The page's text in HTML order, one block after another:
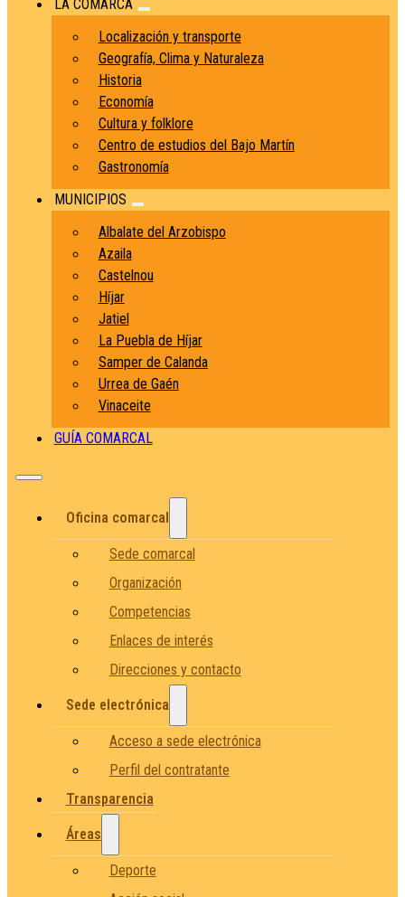
LA COMARCA
Localización y transporte
Geografía, Clima y Naturaleza
Historia
Economía
Cultura y folklore
Centro de estudios del Bajo Martín
Gastronomía
MUNICIPIOS
Albalate del Arzobispo
Azaila
Castelnou
Híjar
Jatiel
La Puebla de Híjar
Samper de Calanda
Urrea de Gaén
Vinaceite
GUÍA COMARCAL
Oficina comarcal
Sede comarcal
Organización
Competencias
Enlaces de interés
Direcciones y contacto
Sede electrónica
Acceso a sede electrónica
Perfil del contratante
Transparencia
Áreas
Deporte